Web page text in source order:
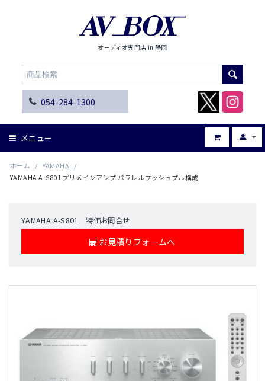
オーディオ専門店 in 静岡
054-284-1300
メニュー
ホーム / YAMAHA
/
YAMAHA A-S801 プリメインアンプ パラレルプッシュプル構成
YAMAHA A-S801 特価お問合せ
お見積りフォームへ